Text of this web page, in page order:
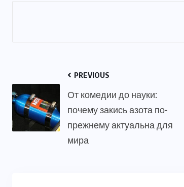
PREVIOUS
От комедии до науки:
почему закись азота по-
прежнему актуальна для
мира